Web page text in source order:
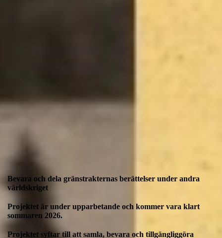
Bevara och dela gränstrakternas berättelser under andra
världskriget
Projektet är under upparbetande och kommer vara klart
sommaren 2026.
Projektet syftar till att samla, bevara och tillgängliggöra